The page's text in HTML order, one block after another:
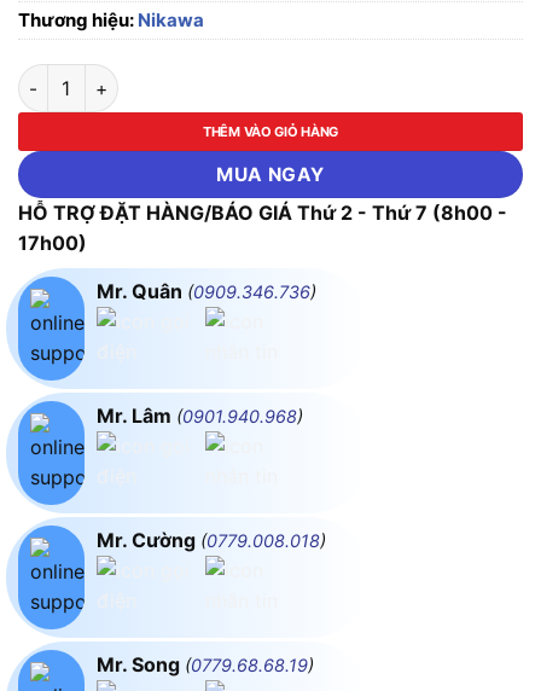
Thương hiệu: Nikawa
Thang cách điện ba đoạn Nikawa NKL-120 số lượng
THÊM VÀO GIỎ HÀNG
MUA NGAY
HỖ TRỢ ĐẶT HÀNG/BÁO GIÁ Thứ 2 - Thứ 7 (8h00 -
17h00)
Mr. Quân (0909.346.736)
Mr. Lâm (0901.940.968)
Mr. Cường (0779.008.018)
Mr. Song (0779.68.68.19)